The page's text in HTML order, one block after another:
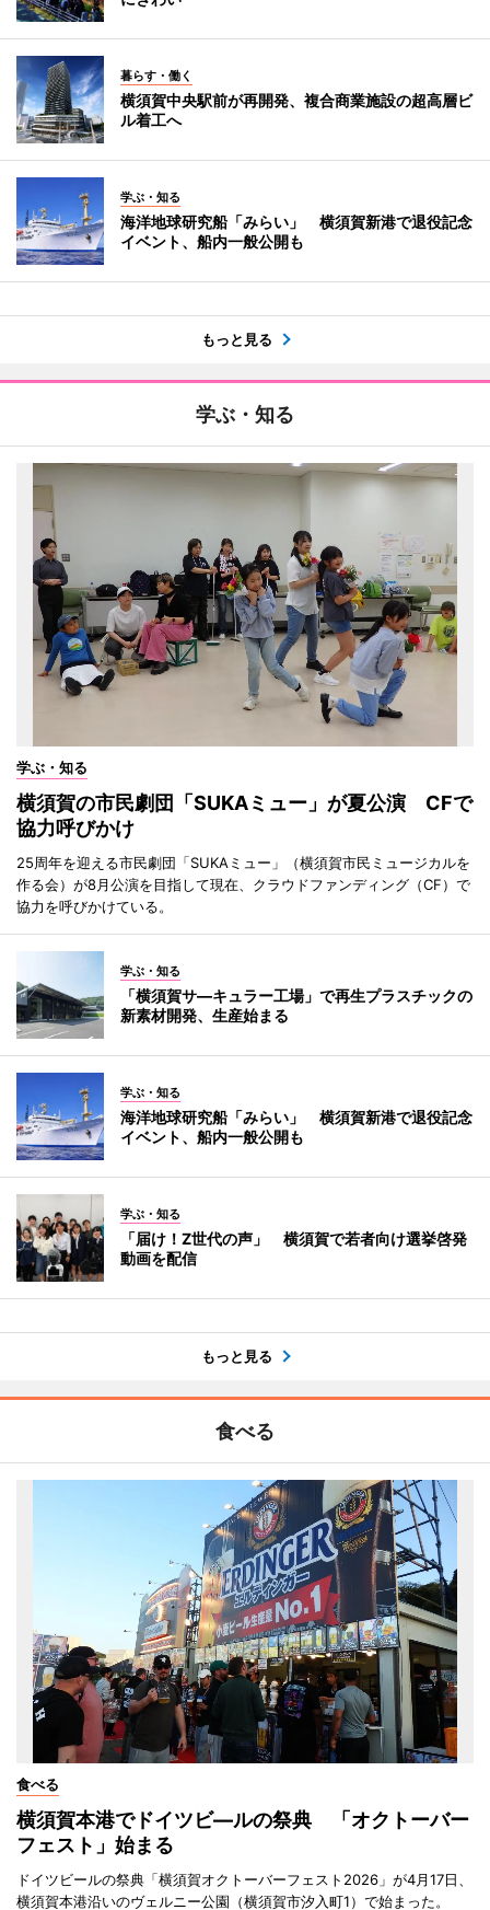
暮らす・働く
横須賀中央駅前が再開発、複合商業施設の超高層ビ
ル着工へ
学ぶ・知る
海洋地球研究船「みらい」 横須賀新港で退役記念
イベント、船内一般公開も
もっと見る
学ぶ・知る
学ぶ・知る
横須賀の市民劇団「SUKAミュー」が夏公演 CFで
協力呼びかけ
25周年を迎える市民劇団「SUKAミュー」（横須賀市民ミュージカルを
作る会）が8月公演を目指して現在、クラウドファンディング（CF）で
協力を呼びかけている。
学ぶ・知る
「横須賀サ―キュラー工場」で再生プラスチックの
新素材開発、生産始まる
学ぶ・知る
海洋地球研究船「みらい」 横須賀新港で退役記念
イベント、船内一般公開も
学ぶ・知る
「届け！Z世代の声」 横須賀で若者向け選挙啓発
動画を配信
もっと見る
食べる
食べる
横須賀本港でドイツビ―ルの祭典 「オクトーバー
フェスト」始まる
ドイツビールの祭典「横須賀オクトーバーフェスト2026」が4月17日、
横須賀本港沿いのヴェルニー公園（横須賀市汐入町1）で始まった。